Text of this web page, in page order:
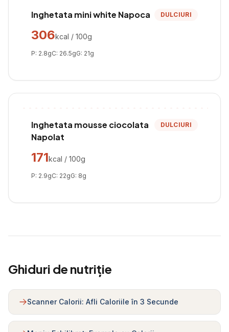
Inghetata mini white Napoca DULCIURI
306kcal / 100g
P: 2.8gC: 26.5gG: 21g
Inghetata mousse ciocolata
Napolat
DULCIURI
171kcal / 100g
P: 2.9gC: 22gG: 8g
Ghiduri de nutriție
Scanner Calorii: Afli Caloriile în 3 Secunde